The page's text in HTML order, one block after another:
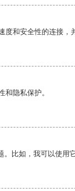
和安全性的连接，
和隐私保护。
比如，我可以使用